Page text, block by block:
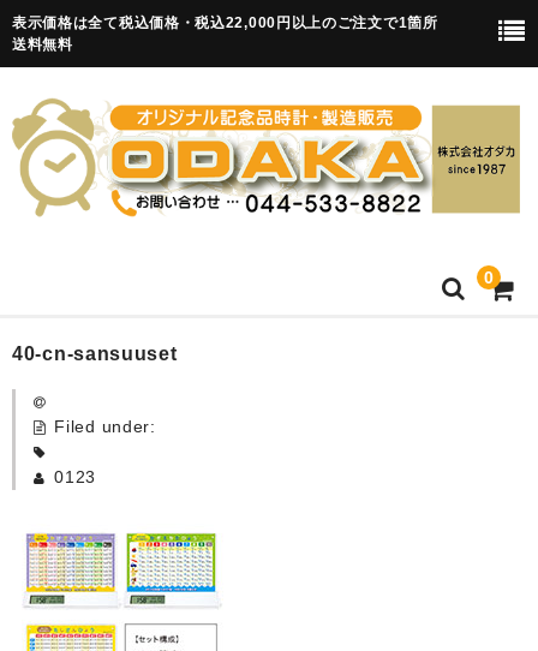
表示価格は全て税込価格・税込22,000円以上のご注文で1箇所
送料無料
0
HOME
卒園記念品
カード付フォトフレームクロック(集合)
目覚まし時計(集合＋個別)
40-cn-sansuuset
Filed under:
0123